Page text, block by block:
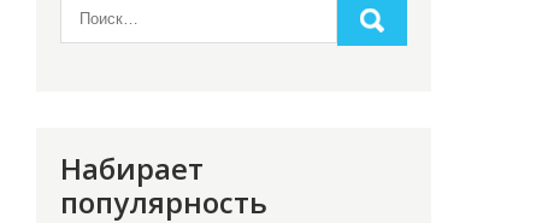
Набирает
популярность